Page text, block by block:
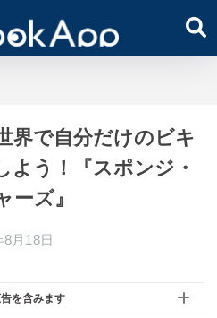
界で自分だけのビキ
よう！『スポンジ・
ーズ』
8月18日
を含みます